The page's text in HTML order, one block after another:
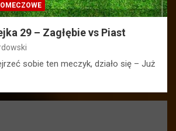
29 – Zagłębie vs Piast
sobie ten meczyk, działo się – Już